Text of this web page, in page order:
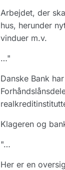
Arbejdet, der
hus, herunder
vinduer m.v.
…"
Danske Bank
Klageren og
"…
Her er en